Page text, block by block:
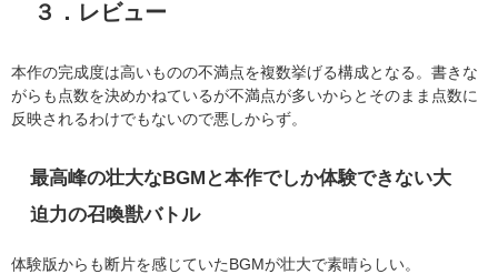
３．レビュー
本作の完成度は高いものの不満点を複数挙げる構成となる。書きな
がらも点数を決めかねているが不満点が多いからとそのまま点数に
反映されるわけでもないので悪しからず。
最高峰の壮大なBGMと本作でしか体験できない大
迫力の召喚獣バトル
体験版からも断片を感じていたBGMが壮大で素晴らしい。